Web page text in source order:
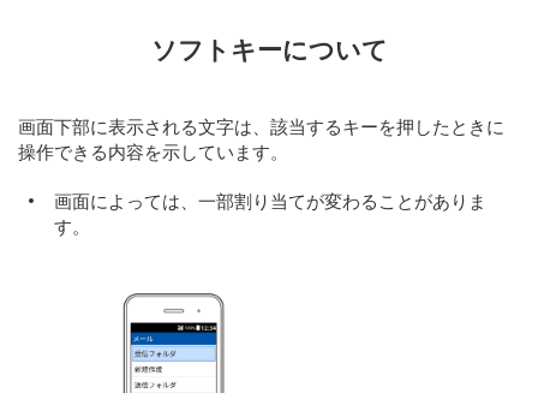
ソフトキーについて
画面下部に表示される文字は、該当するキーを押したときに
操作できる内容を示しています。
画面によっては、一部割り当てが変わることがありま
す。